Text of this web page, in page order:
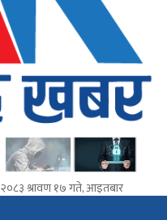
२०८३ श्रावण १७ गते, आइतबार